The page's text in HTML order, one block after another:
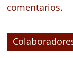
comentarios.